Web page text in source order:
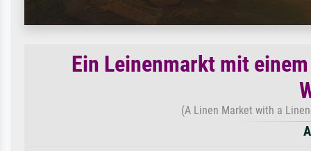
Ein Leinenmarkt mit
(A Linen Market with a